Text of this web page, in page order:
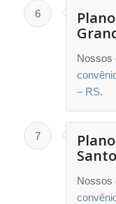
6
Nossos
– RS.
7
Nossos